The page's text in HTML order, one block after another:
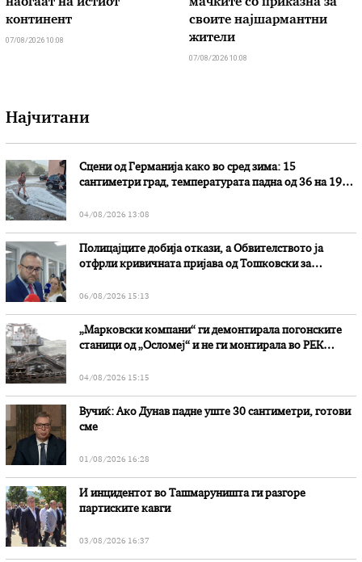
наоѓаат на истиот
континент
07/08/2026 10:08
мачките со приказна за
своите најшармантни
жители
07/08/2026 10:08
Најчитани
Сцени од Германија како во сред зима: 15
сантиметри град, температурата падна од 36 на 19
04/08/2026 13:08
Полицајците добија откази, а Обвителството ја
отфрли кривичната пријава од Тошковски за
06/08/2026 15:13
„Марковски компани“ ги демонтирала погонските
станици од „Осломеј“ и не ги монтирала во РЕК
04/08/2026 15:15
Вучиќ: Ако Дунав падне уште 30 сантиметри, готови
сме
01/08/2026 16:28
И инцидентот во Ташмаруништa ги разгоре
партиските кавги
03/08/2026 16:37